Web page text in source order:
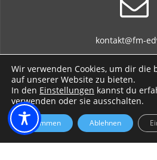
kontakt@fm-
+49 170 701 717 3 / +49
Wir verwenden Cookies, um dir die
auf unserer Website zu bieten.
In den Einstellungen kannst du
verwenden oder sie ausschalten.
Zustimmen Ablehnen